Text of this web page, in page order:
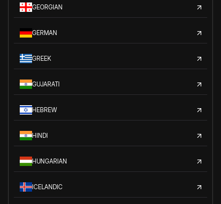
GEORGIAN
GERMAN
GREEK
GUJARATI
HEBREW
HINDI
HUNGARIAN
ICELANDIC